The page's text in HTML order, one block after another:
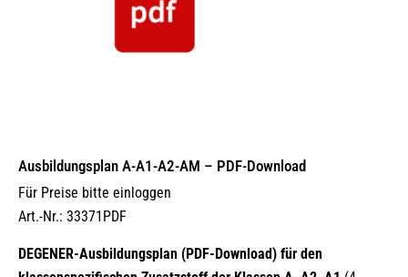
Ausbildungsplan A-A1-A2-AM – PDF-Download
Für Preise bitte einloggen
Art.-Nr.: 33371PDF
DEGENER-Ausbildungsplan (PDF-Download) für den